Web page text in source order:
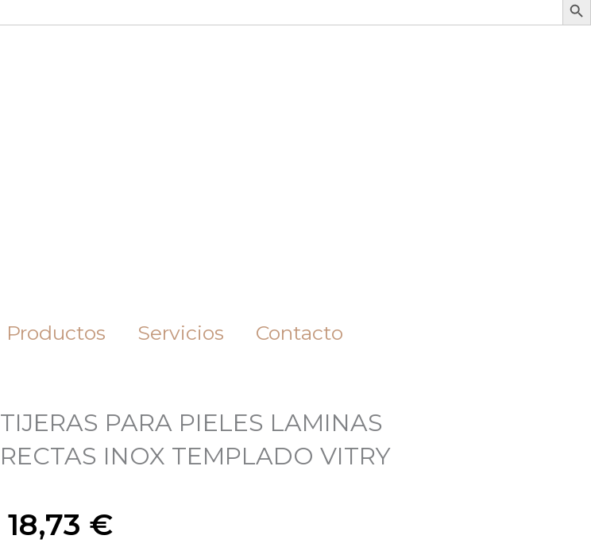
Productos Servicios Contacto
TIJERAS PARA PIELES LAMINAS
RECTAS INOX TEMPLADO VITRY
18,73 €